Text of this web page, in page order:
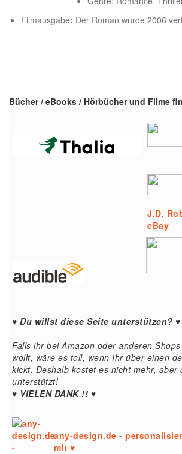
Filmausgabe: Der Roman wurde 2006
Bücher / eBooks / Hörbücher und Filme
J.D.
eBay
♥ Du willst diese Seite unterstützen? ♥
Falls ihr bei Amazon oder anderen
wollt, wäre es toll, wenn Ihr über einen
kickt. Deshalb kostet es nicht mehr, aber
unterstützt!
♥ VIELEN DANK !! ♥
any-design.de -
mit ♥